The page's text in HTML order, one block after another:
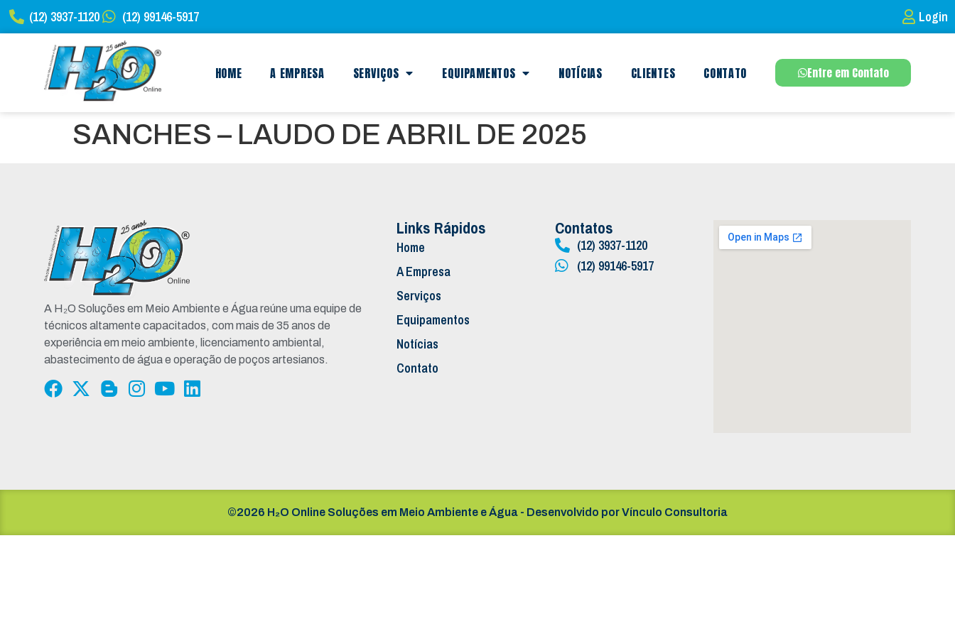
(12) 3937-1120 (12) 99146-5917 Login
HOME A EMPRESA SERVIÇOS EQUIPAMENTOS NOTÍCIAS CLIENTES CONTATO Entre em Contato
SANCHES – LAUDO DE ABRIL DE 2025
A H₂O Soluções em Meio Ambiente e Água reúne uma equipe de
técnicos altamente capacitados, com mais de 35 anos de
experiência em meio ambiente, licenciamento ambiental,
abastecimento de água e operação de poços artesianos.
Links Rápidos
Home
A Empresa
Serviços
Equipamentos
Notícias
Contato
Contatos
(12) 3937-1120
(12) 99146-5917
©2026 H₂O Online Soluções em Meio Ambiente e Água - Desenvolvido porVínculo Consultoria